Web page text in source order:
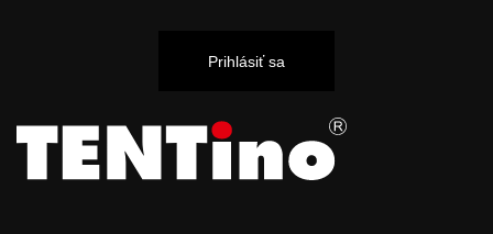
Prihlásiť sa